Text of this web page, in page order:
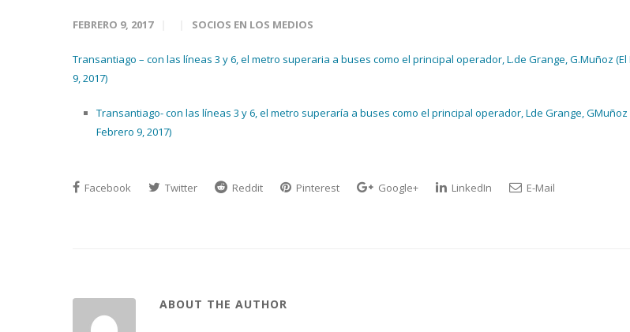
FEBRERO 9, 2017 SOCIOS EN LOS MEDIOS
Transantiago – con las líneas 3 y 6, el metro superaria a buses como el principal operador, L.de Grange, G.Muñoz
9, 2017)
Transantiago- con las líneas 3 y 6, el metro superaría a buses como el principal operador, Lde Grange, GMuñoz
Febrero 9, 2017)
Facebook Twitter Reddit Pinterest Google+ LinkedIn E-Mail
ABOUT THE AUTHOR